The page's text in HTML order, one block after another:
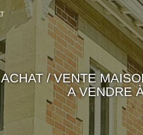
ACHAT / VENTE
A VENDRE